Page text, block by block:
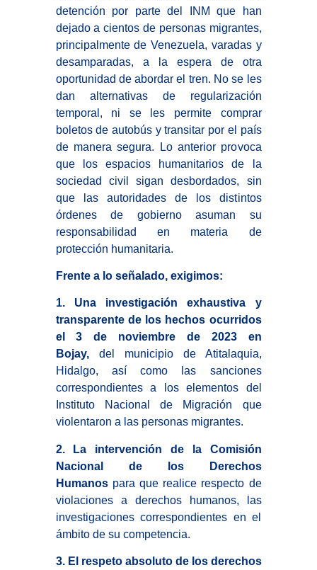
detención por parte del INM que han
dejado a cientos de personas migrantes,
principalmente de Venezuela, varadas y
desamparadas, a la espera de otra
oportunidad de abordar el tren. No se les
dan alternativas de regularización
temporal, ni se les permite comprar
boletos de autobús y transitar por el país
de manera segura. Lo anterior provoca
que los espacios humanitarios de la
sociedad civil sigan desbordados, sin
que las autoridades de los distintos
órdenes de gobierno asuman su
responsabilidad en materia de
protección humanitaria.
Frente a lo señalado, exigimos:
1. Una investigación exhaustiva y
transparente de los hechos ocurridos
el 3 de noviembre de 2023 en
Bojay,del municipio de Atitalaquia,
Hidalgo, así como las sanciones
correspondientes a los elementos del
Instituto Nacional de Migración que
violentaron a las personas migrantes.
2. La intervención de la Comisión
Nacional de los Derechos
Humanospara que realice respecto de
violaciones a derechos humanos, las
investigaciones correspondientes en el
ámbito de su competencia.
3. El respeto absoluto de los derechos